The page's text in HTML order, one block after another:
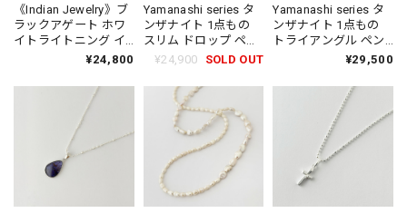
《Indian Jewelry》ブ
ラックアゲート ホワ
イトライトニング イ
ナズマ ペンダント ネ
¥24,800
Yamanashi series タ
ンザナイト 1点もの
スリム ドロップ ペン
ダント ネックレス
¥24,900 SOLD OUT
Yamanashi series タ
ンザナイト 1点もの
トライアングル ペン
ダント ネックレス
¥29,500